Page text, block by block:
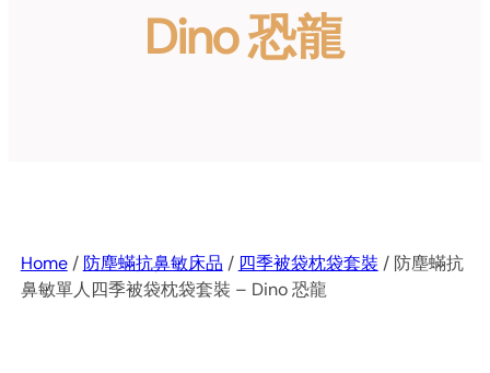
Dino 恐龍
Home/ 防塵蟎抗鼻敏床品 / 四季被袋枕袋套裝 / 防塵蟎抗
鼻敏單人四季被袋枕袋套裝 – Dino 恐龍